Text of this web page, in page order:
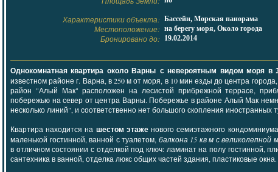
Характеристики объекта: Бассейн, Морская панорама
Местоположение: на берегу моря, Около города
Бронировано до: 19.02.2014
Однокомнатная квартира около Варны с невероятным видом моря в
известном районе г. Варна, в 250 м от моря, в 10 мин езды до центра
район "Алый Мак" расположен на лесистой прибрежной террасе,
побережью на север от центра Варны. Побережье в районе Алый Мак
несколько линий", и соответственно нет большого скопления иностранных
Квартира находится на шестом этаженового семиэтажного
маленькой гостинной, ванной с туалетом, балкона 15 кв м с великолепной
в отличном состоянии с отделкой под ключ: ламинат на полу гостинной,
сантехника в ванной, отделка люкс общих частей здания, пластиковые окна.